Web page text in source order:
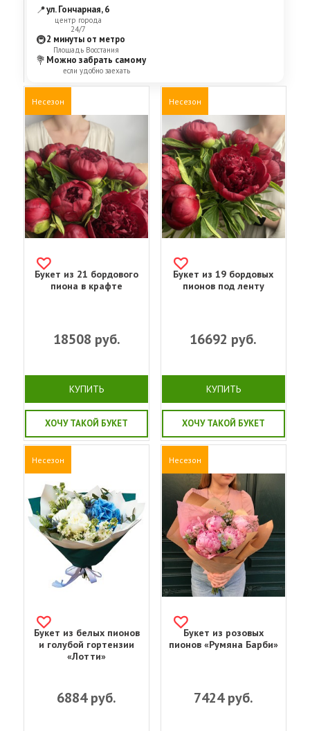
📍ул. Гончарная, 6
центр города
24/7
🚇2 минуты от метро
Площадь Восстания
💐 Можно забрать самому
если удобно заехать
Несезон
Букет из 21 бордового
пиона в крафте
18508 руб.
КУПИТЬ
ХОЧУ ТАКОЙ БУКЕТ
Несезон
Букет из 19 бордовых
пионов под ленту
16692 руб.
КУПИТЬ
ХОЧУ ТАКОЙ БУКЕТ
Несезон
Букет из белых пионов
и голубой гортензии
«Лотти»
6884руб.
Несезон
Букет из розовых
пионов «Румяна Барби»
7424руб.